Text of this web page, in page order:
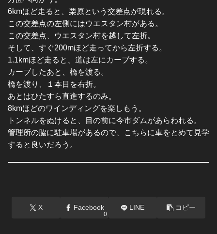
6kmほど走ると、栗原という交差点が現れる。
この交差点の左側にはウエスタン村がある。
この交差点、ウエスタン村を越して左折。
そして、すぐ200mほど走ってから左折する。
1.1kmほど走ると、道は左にカーブする。
カーブしたあと、橋を渡る。
橋を渡り、１本目を右折。
あとはひたすら直進するのみ。
8kmほどのワインディングを楽しもう。
トンネルをぬけると、目の前に今市ダムがあらわれる。
管理所の脇に駐車場があるので、こちらに車をとめて見学
すると良いだろう。
X Facebook
0
LINE コピー